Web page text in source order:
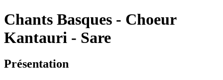
Chants Basques - Choeur
Kantauri - Sare
Présentation